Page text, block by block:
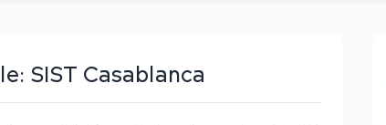
SIST Casablanca